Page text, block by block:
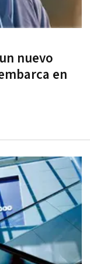
nuevo
en